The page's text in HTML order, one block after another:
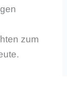
zum